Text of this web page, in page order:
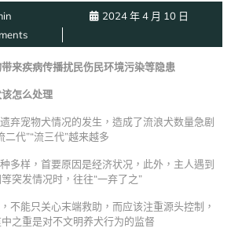
2024 年 4 月 10 日
来疾病传播扰民伤民环境污染等隐患
怎么处理
弃宠物犬情况的发生，造成了流浪犬数量急剧
二代”“流三代”越来越多
多样，首要原因是经济状况，此外，主人遇到
突发情况时，往往“一弃了之”
不能只关心末端救助，而应该注重源头控制，
之重是对不文明养犬行为的监督